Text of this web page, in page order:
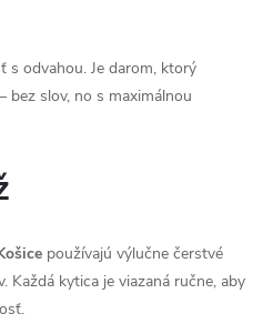
s odvahou. Je darom, ktorý
bez slov, no s maximálnou
používajú výlučne čerstvé
Každá kytica je viazaná ručne, aby